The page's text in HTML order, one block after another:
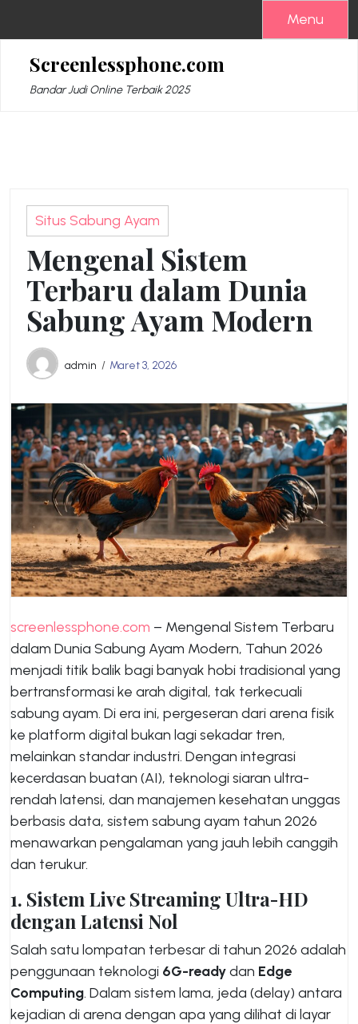
Menu
Screenlessphone.com
Bandar Judi Online Terbaik 2025
Situs Sabung Ayam
Mengenal Sistem
Terbaru dalam Dunia
Sabung Ayam Modern
admin Maret 3, 2026
screenlessphone.com – Mengenal Sistem Terbaru
dalam Dunia Sabung Ayam Modern, Tahun 2026
menjadi titik balik bagi banyak hobi tradisional yang
bertransformasi ke arah digital, tak terkecuali
sabung ayam. Di era ini, pergeseran dari arena fisik
ke platform digital bukan lagi sekadar tren,
melainkan standar industri. Dengan integrasi
kecerdasan buatan (AI), teknologi siaran ultra-
rendah latensi, dan manajemen kesehatan unggas
berbasis data, sistem sabung ayam tahun 2026
menawarkan pengalaman yang jauh lebih canggih
dan terukur.
1. Sistem Live Streaming Ultra-HD
dengan Latensi Nol
Salah satu lompatan terbesar di tahun 2026 adalah
penggunaan teknologi 6G-readydan Edge
Computing. Dalam sistem lama, jeda (delay) antara
kejadian di arena dengan apa yang dilihat di layar